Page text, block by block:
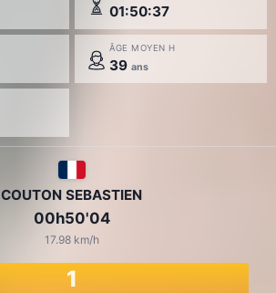
01:50:37
ÂGE MOYEN H
39 ans
COUTON SEBASTIEN
00h50'04
17.98 km/h
1